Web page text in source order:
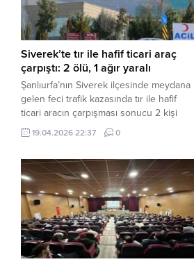
Siverek’te tır ile hafif ticari araç
çarpıştı: 2 ölü, 1 ağır yaralı
Şanlıurfa’nın Siverek ilçesinde meydana
gelen feci trafik kazasında tır ile hafif
ticari aracın çarpışması sonucu 2 kişi
yaşamını yitirdi, 1 kişi ise ağır yaralandı.
Haber Merkezi – Siverek-Adıyaman kara
çarpışması sonucu meydana gelen
kazada can pazarı yaşandı. Kafa Kafaya
Çarpıştılar Edinilen bilgilere göre,
Hüseyin Çelik (29)...
19.04.2026 22:37 0